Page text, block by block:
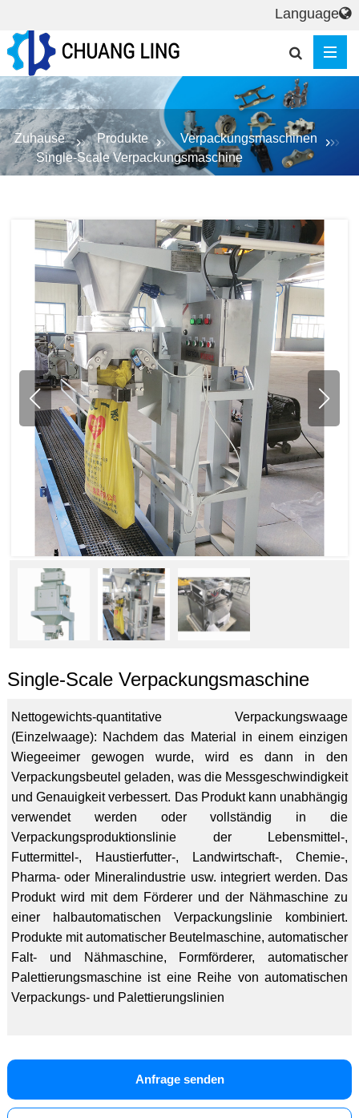
Zuhause Produkte
Verpackungsmaschinen
Single-Scale Verpackungsmaschine
Single-Scale Verpackungsmaschine
Nettogewichts-quantitative Verpackungswaage
(Einzelwaage): Nachdem das Material in einem einzigen
Wiegeeimer gewogen wurde, wird es dann in den
Verpackungsbeutel geladen, was die Messgeschwindigkeit
und Genauigkeit verbessert. Das Produkt kann unabhängig
verwendet werden oder vollständig in die
Verpackungsproduktionslinie der Lebensmittel-,
Futtermittel-, Haustierfutter-, Landwirtschaft-, Chemie-,
Pharma- oder Mineralindustrie usw. integriert werden. Das
Produkt wird mit dem Förderer und der Nähmaschine zu
einer halbautomatischen Verpackungslinie kombiniert.
Produkte mit automatischer Beutelmaschine, automatischer
Falt- und Nähmaschine, Formförderer, automatischer
Palettierungsmaschine ist eine Reihe von automatischen
Verpackungs- und Palettierungslinien
Anfrage senden
Language